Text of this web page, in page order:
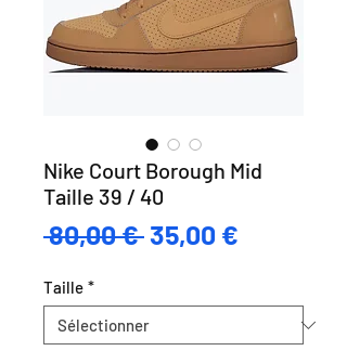
Nike Court Borough Mid
Taille 39 / 40
80,00 € Prix
35,00 €
Taille *